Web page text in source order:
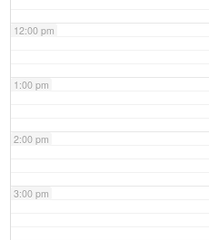
12:00 pm
1:00 pm
2:00 pm
3:00 pm